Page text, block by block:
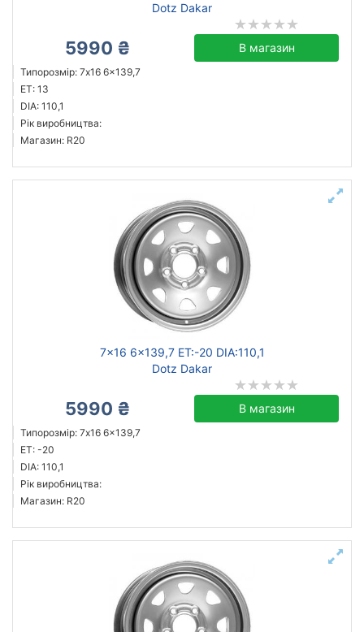
Dotz Dakar
5990 ₴ В магазин
Типорозмір: 7x16 6x139,7
ET: 13
DIA: 110,1
Рік виробництва:
Магазин: R20
7x16 6x139,7 ET:-20 DIA:110,1
Dotz Dakar
5990 ₴ В магазин
Типорозмір: 7x16 6x139,7
ET: -20
DIA: 110,1
Рік виробництва:
Магазин: R20